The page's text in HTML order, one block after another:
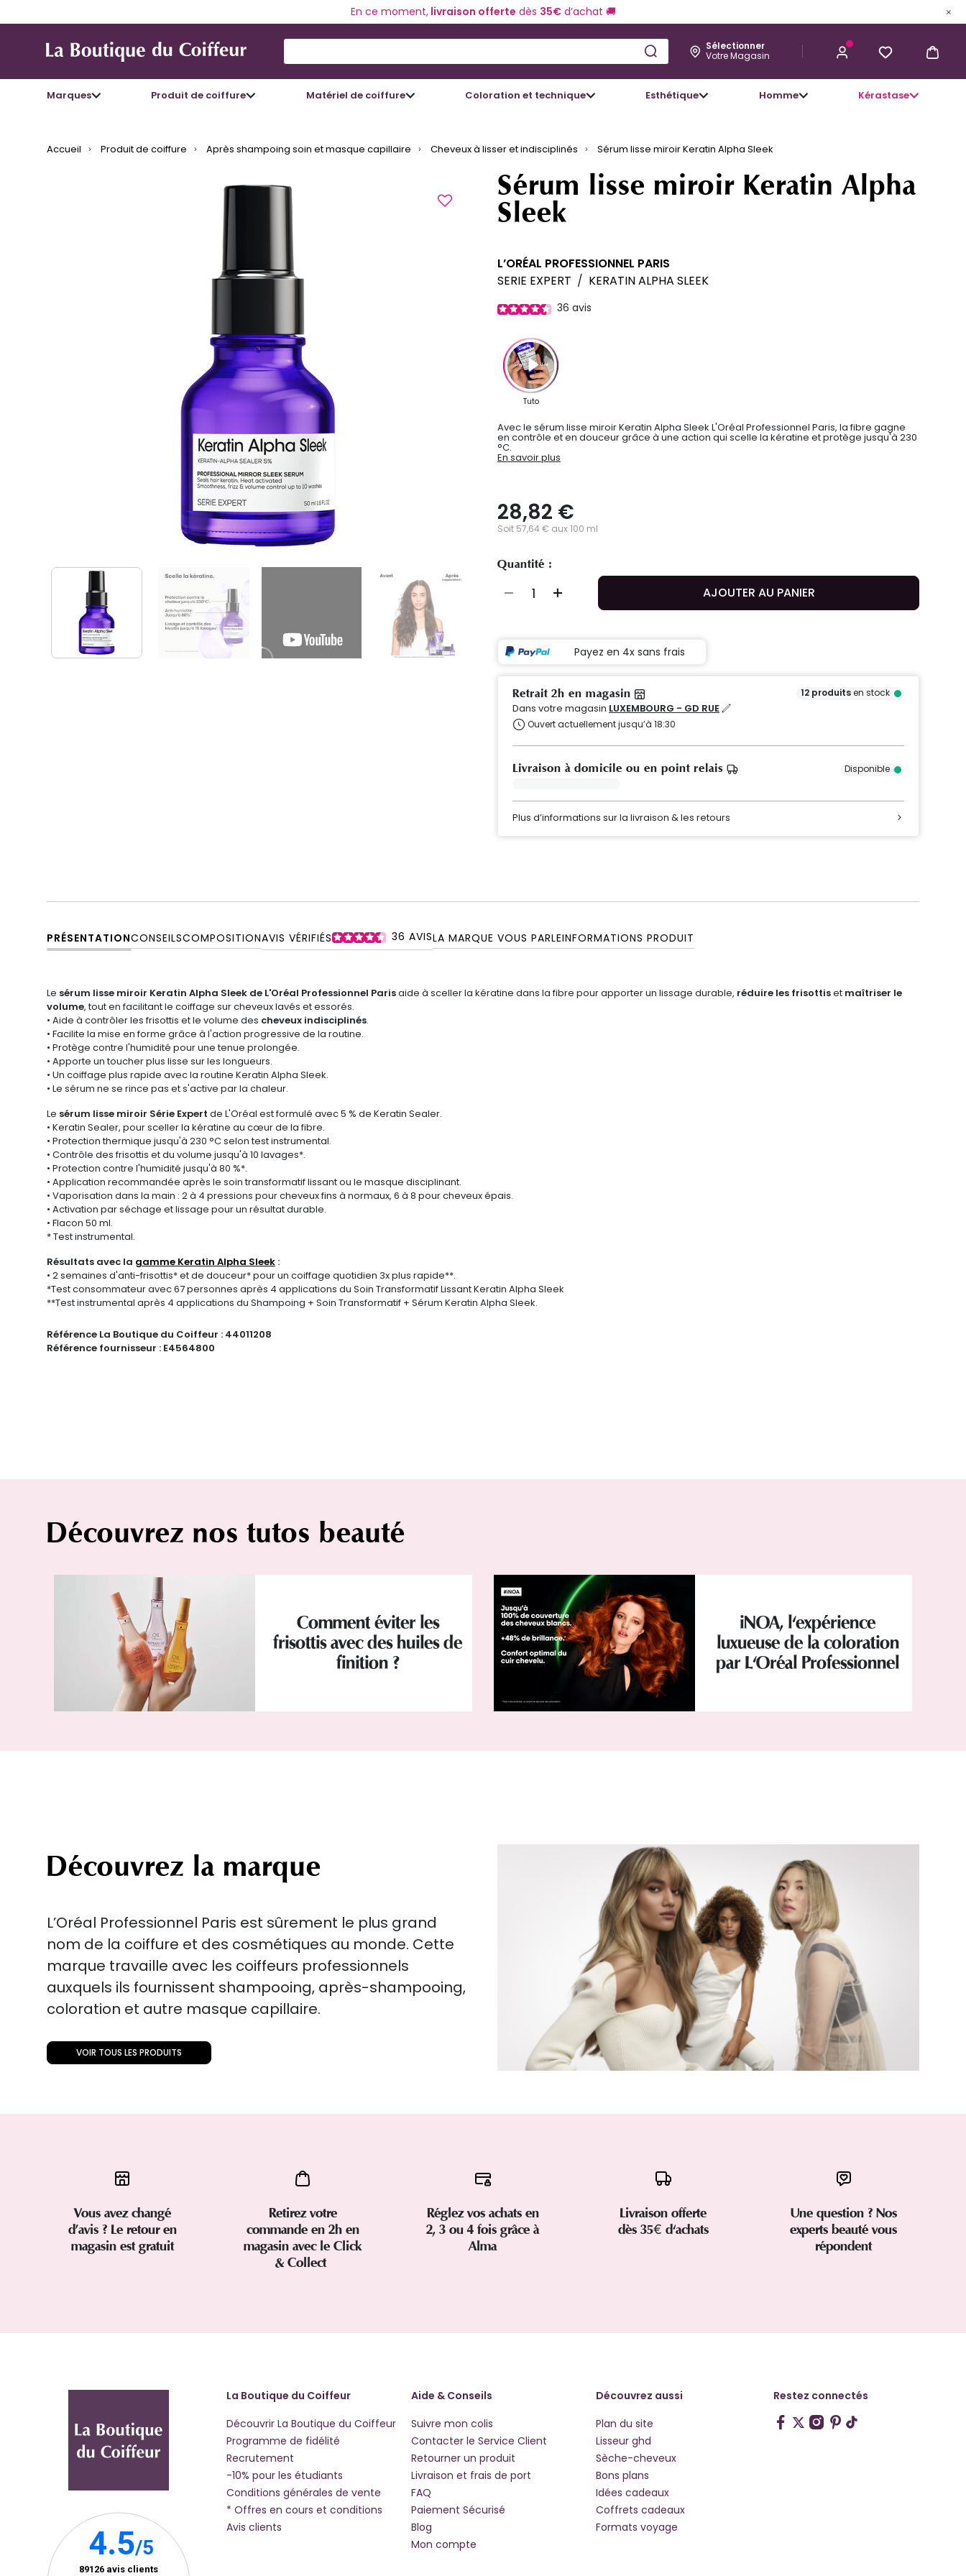
En ce moment,livraison offerte dès 35€d’achat 🚚
Sélectionner
Votre Magasin
Marques Produit de coiffure Matériel de coiffure Coloration et technique Esthétique Homme Kérastase
J’ACHÈTE
Accueil Produit de coiffure Après shampoing soin et masque capillaire Cheveux à lisser et indisciplinés Sérum lisse miroir Keratin Alpha Sleek
Sérum lisse miroir Keratin Alpha
Sleek
L’ORÉAL PROFESSIONNEL PARIS
SERIE EXPERT / KERATIN ALPHA SLEEK
36 avis
Avec le sérum lisse miroir Keratin Alpha Sleek L'Oréal Professionnel Paris, la fibre gagne
en contrôle et en douceur grâce à une action qui scelle la kératine et protège jusqu'à 230
°C.
En savoir plus
28,82 €
Soit 57,64 € aux 100 ml
Quantité :
AJOUTER AU PANIER
Payez en 4x sans frais
Retrait 2h en magasin 12 produitsen stock
Dans votre magasin LUXEMBOURG - GD RUE
Ouvert actuellement jusqu’à 18:30
Livraison à domicile ou en point relais Disponible
Plus d’informations sur la livraison & les retours
PRÉSENTATIONCONSEILSCOMPOSITIONAVIS VÉRIFIÉS 36 AVISLA MARQUE VOUS PARLEINFORMATIONS PRODUIT
Le sérum lisse miroir Keratin Alpha Sleek de L'Oréal Professionnel Parisaide à sceller la kératine dans la fibre pour apporter un lissage durable, réduire les frisottiset maîtriser le
volume, tout en facilitant le coiffage sur cheveux lavés et essorés.
• Aide à contrôler les frisottis et le volume des cheveux indisciplinés.
• Facilite la mise en forme grâce à l'action progressive de la routine.
• Protège contre l'humidité pour une tenue prolongée.
• Apporte un toucher plus lisse sur les longueurs.
• Un coiffage plus rapide avec la routine Keratin Alpha Sleek.
• Le sérum ne se rince pas et s'active par la chaleur.
Le sérum lisse miroir Série Expert de L'Oréal est formulé avec 5 % de Keratin Sealer.
• Keratin Sealer, pour sceller la kératine au cœur de la fibre.
• Protection thermique jusqu'à 230 °C selon test instrumental.
• Contrôle des frisottis et du volume jusqu'à 10 lavages*.
• Protection contre l'humidité jusqu'à 80 %*.
• Application recommandée après le soin transformatif lissant ou le masque disciplinant.
• Vaporisation dans la main : 2 à 4 pressions pour cheveux fins à normaux, 6 à 8 pour cheveux épais.
• Activation par séchage et lissage pour un résultat durable.
• Flacon 50 ml.
* Test instrumental.
Résultats avec la gamme Keratin Alpha Sleek :
• 2 semaines d'anti-frisottis* et de douceur* pour un coiffage quotidien 3x plus rapide**.
*Test consommateur avec 67 personnes après 4 applications du Soin Transformatif Lissant Keratin Alpha Sleek
**Test instrumental après 4 applications du Shampoing + Soin Transformatif + Sérum Keratin Alpha Sleek.
Référence La Boutique du Coiffeur : 44011208
Référence fournisseur : E4564800
Découvrez nos tutos beauté
Comment éviter les
frisottis avec des huiles de
finition ?
iNOA, l'expérience
luxueuse de la coloration
par L'Oréal Professionnel
Découvrez la marque
L’Oréal Professionnel Paris est sûrement le plus grand
nom de la coiffure et des cosmétiques au monde. Cette
marque travaille avec les coiffeurs professionnels
auxquels ils fournissent shampooing, après-shampooing,
coloration et autre masque capillaire.
VOIR TOUS LES PRODUITS
Vous avez changé
d’avis ? Le retour en
magasin est gratuit
Retirez votre
commande en 2h en
magasin avec le Click
& Collect
Réglez vos achats en
2, 3 ou 4 fois grâce à
Alma
Livraison offerte
dès 35€ d'achats
Une question ? Nos
experts beauté vous
répondent
La Boutique du Coiffeur
Découvrir La Boutique du Coiffeur
Programme de fidélité
Recrutement
-10% pour les étudiants
Conditions générales de vente
* Offres en cours et conditions
Avis clients
Aide & Conseils
Suivre mon colis
Contacter le Service Client
Retourner un produit
Livraison et frais de port
FAQ
Paiement Sécurisé
Blog
Mon compte
Découvrez aussi
Plan du site
Lisseur ghd
Sèche-cheveux
Bons plans
Idées cadeaux
Coffrets cadeaux
Formats voyage
Restez connectés